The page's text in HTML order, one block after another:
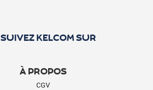
SUIVEZ KELCOM SUR
À PROPOS
CGV